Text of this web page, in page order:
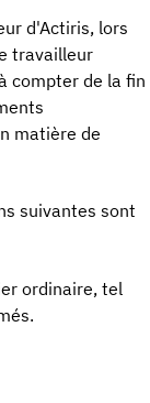
d'Actiris, lors
travailleur
compter de la fin
matière de
suivantes sont
ordinaire, tel